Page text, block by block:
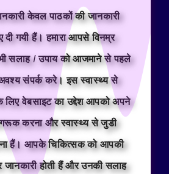
केवल पाठकों की जानकारी
दी गयी हैं। हमारा आपसे विनम्र
सलाह / उपाय को आजमाने से पहले
संपर्क करे। इस स्वास्थ्य से
लिए वेबसाइट का उद्देश आपको अपने
करना और स्वास्थ्य से जुडी
हैं। आपके चिकित्सक को आपकी
होती हैं और उनकी सलाह